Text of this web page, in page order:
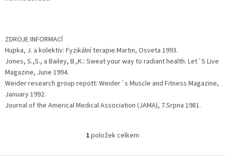
ZDROJE INFORMACÍ
Hupka, J. a kolektiv: Fyzikální terapie.Martin, Osveta 1993.
Jones, S.,S., a Bailey, B.,K.: Sweat your way to radiant health. Let´S Live
Magazine, June 1994.
Weider research group repott: Weider´s Muscle and Fitness Magazine,
January 1992.
Journal of the Americal Medical Association (JAMA), 7.Srpna 1981.
O
1položek celkem